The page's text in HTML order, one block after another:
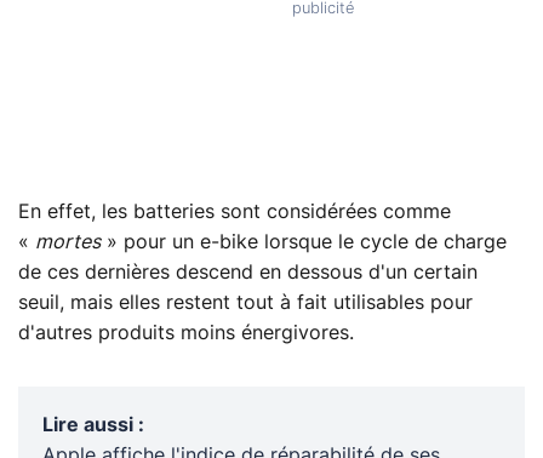
En effet, les batteries sont considérées comme
« mortes» pour un e-bike lorsque le cycle de charge
de ces dernières descend en dessous d'un certain
seuil, mais elles restent tout à fait utilisables pour
d'autres produits moins énergivores.
Lire aussi :